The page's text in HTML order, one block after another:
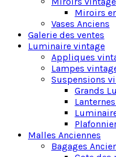
Miroirs
Vases Anciens
Galerie des ventes
Luminaire vintage
Appliques
Lampes
Suspensions
Grands
Malles Anciennes
Bagages